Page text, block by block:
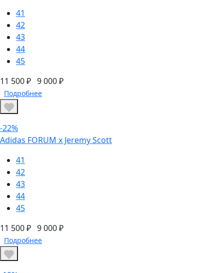
41
42
43
44
45
11 500 ₽ 9 000 ₽
Подробнее
-22%
Adidas FORUM х Jeremy Scott
41
42
43
44
45
11 500 ₽ 9 000 ₽
Подробнее